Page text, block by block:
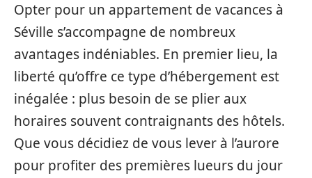
Opter pour un appartement de vacances à
Séville s’accompagne de nombreux
avantages indéniables. En premier lieu, la
liberté qu’offre ce type d’hébergement est
inégalée : plus besoin de se plier aux
horaires souvent contraignants des hôtels.
Que vous décidiez de vous lever à l’aurore
pour profiter des premières lueurs du jour